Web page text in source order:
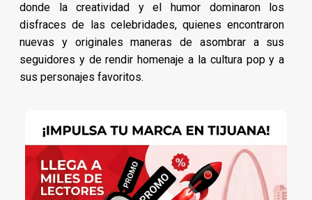
donde la creatividad y el humor dominaron los
disfraces de las celebridades, quienes encontraron
nuevas y originales maneras de asombrar a sus
seguidores y de rendir homenaje a la cultura pop y a
sus personajes favoritos.